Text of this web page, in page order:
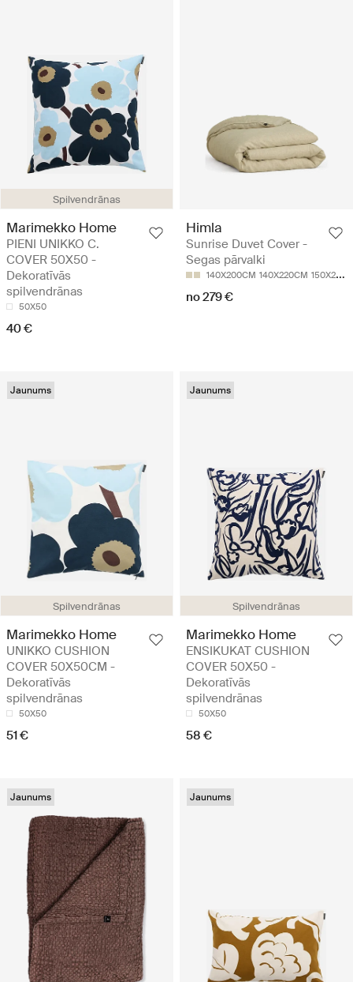
Spilvendrānas
Marimekko Home
PIENI UNIKKO C.
COVER 50X50 -
Dekoratīvās
spilvendrānas
50X50
40 €
Himla
Sunrise Duvet Cover -
Segas pārvalki
140X200CM 140X220CM 150X210CM
no 279 €
Spilvendrānas
Jaunums
Marimekko Home
UNIKKO CUSHION
COVER 50X50CM -
Dekoratīvās
spilvendrānas
50X50
51 €
Spilvendrānas
Jaunums
Marimekko Home
ENSIKUKAT CUSHION
COVER 50X50 -
Dekoratīvās
spilvendrānas
50X50
58 €
Jaunums Jaunums